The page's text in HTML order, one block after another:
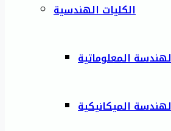
الكليات الهندسية
المعلوماتية
الميكانيكية